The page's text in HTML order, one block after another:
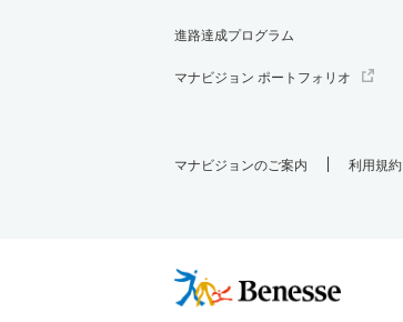
進路達成プログラム
マナビジョン ポートフォリオ
マナビジョンのご案内 利用規約